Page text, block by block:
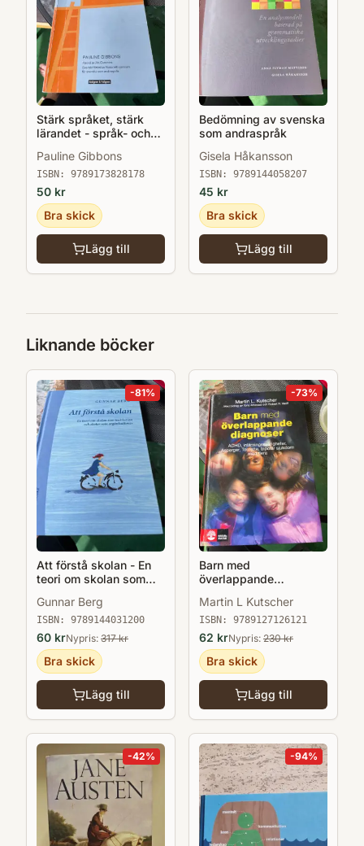
Stärk språket, stärk
lärandet - språk- och
arbetssätt för och med
andraspråkselever i
klassrummet
Pauline Gibbons
ISBN: 9789173828178
50 kr
Bra skick
Lägg till
Bedömning av svenska
som andraspråk
Gisela Håkansson
ISBN: 9789144058207
45 kr
Bra skick
Lägg till
Liknande böcker
-81%
Att förstå skolan - En
teori om skolan som
organisationer
Gunnar Berg
ISBN: 9789144031200
60 krNypris: 317kr
Bra skick
Lägg till
-73%
Barn med
överlappande
inlärningssvårigheter,
Asperger, Tourette,
bipolär sjukdom med
flera
Martin L Kutscher
ISBN: 9789127126121
62 krNypris: 230kr
Bra skick
Lägg till
-42% -94%